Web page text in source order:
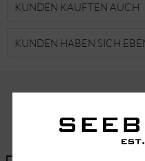
KUNDEN KAUFTEN AUCH
KUNDEN HABEN SICH
ABONNIEREN SIE
ERHALTEN SIE